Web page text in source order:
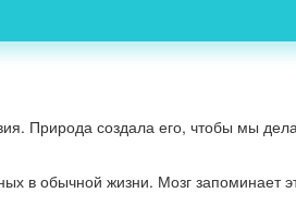
Природа создала его, чтобы мы
в обычной жизни. Мозг запоминает